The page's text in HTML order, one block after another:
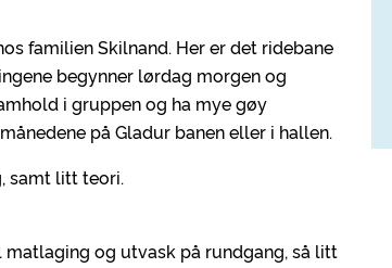
familien Skilnand. Her er det ridebane
begynner lørdag morgen og
i gruppen og ha mye gøy
på Gladur banen eller i hallen.
samt litt teori.
og utvask på rundgang, så litt